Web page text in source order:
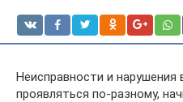
Неисправности и нарушения
проявляться по-разному,